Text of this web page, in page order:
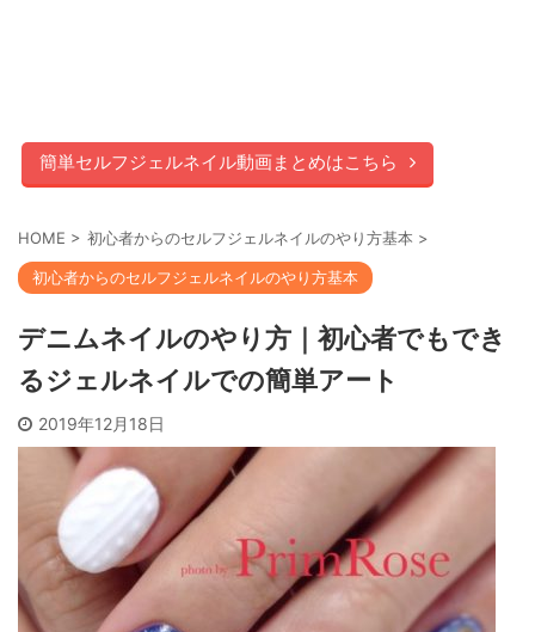
簡単セルフジェルネイル動画まとめはこちら
HOME > 初心者からのセルフジェルネイルのやり方基本 >
初心者からのセルフジェルネイルのやり方基本
デニムネイルのやり方｜初心者でもでき
るジェルネイルでの簡単アート
2019年12月18日